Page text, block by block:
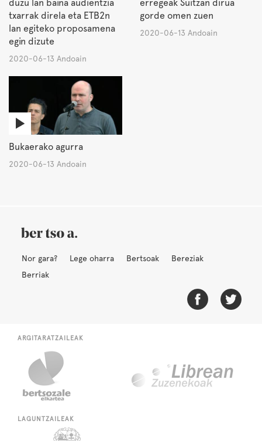
duzu lan baina audientzia
txarrak direla eta ETB2n
lan egiteko proposamena
egin dizute
2020-06-13 Andoain
erregeak Suitzan dirua
gorde omen zuen
2020-06-13 Andoain
Bukaerako agurra
2020-06-13 Andoain
Nor gara? Lege oharra Bertsoak
Bereziak
Berriak
ARGITARATZAILEAK
LAGUNTZAILEAK